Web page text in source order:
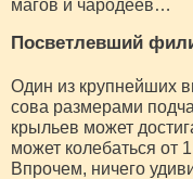
магов и чародеев…
Посветлевший
Один из крупнейших
сова размерами
крыльев может
может колебаться от
Впрочем, ничего